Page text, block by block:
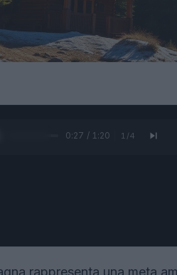
0:28 / 1:20 1 /4